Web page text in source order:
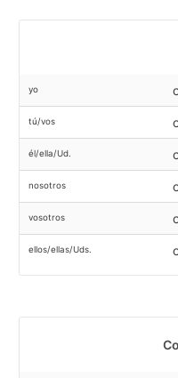
yo
tú/vos
él/ella/Ud.
nosotros
vosotros
ellos/ellas/Uds.